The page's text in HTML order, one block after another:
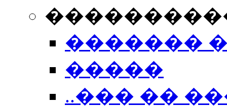
�������
�����
..��� ��